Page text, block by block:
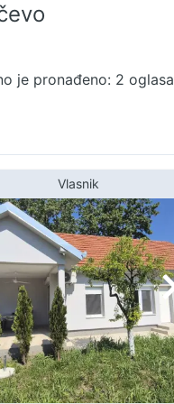
je pronađeno: 2 oglasa
Vlasnik